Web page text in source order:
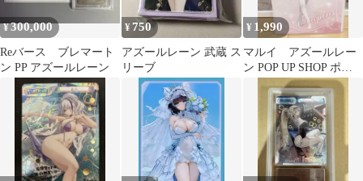
ャンペーン特典
¥300,000
Reバース ブレマート
ン PP アズールレーン
¥ 750
アズールレーン 武蔵 ス
リーブ
¥ 1,990
マルイ アズールレー
ン POP UP SHOP ポス
トカード全6枚セット